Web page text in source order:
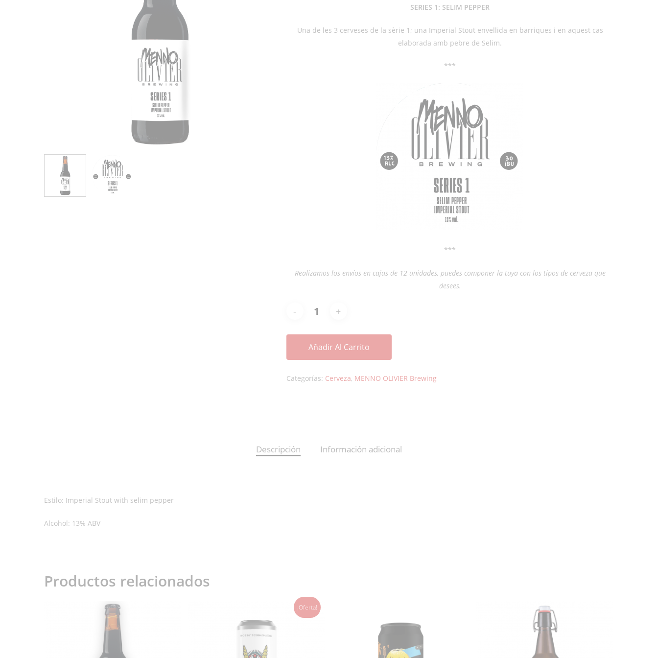
Hit enter to search or ESC to close
SERIES 1: SELIM PEPPER
Una de les 3 cerveses de la sèrie 1; una Imperial Stout envellida en barriques i en aquest cas
elaborada amb pebre de Selim.
***
***
Realizamos los envíos en cajas de 12 unidades, puedes componer la tuya con los tipos de cerveza que
desees.
Añadir Al Carrito
Categorías: Cerveza, MENNO OLIVIER Brewing
Descripción Información adicional
Estilo: Imperial Stout with selim pepper
Alcohol: 13% ABV
Productos relacionados
¡Oferta!